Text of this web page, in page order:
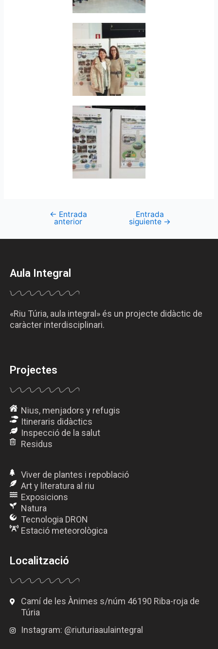
← Entrada
anterior
Entrada
siguiente →
Aula Integral
«Riu Túria, aula integral» és un projecte didàctic de
caràcter interdisciplinari.
Projectes
Nius, menjadors y refugis
Itineraris didàctics
Inspecció de la salut
Residus
Viver de plantes i repoblació
Art y literatura al riu
Exposicions
Natura
Tecnologia DRON
Estació meteorològica
Localització
Camí de les Ànimes s/núm 46190 Riba-roja de
Túria
Instagram: @riuturiaaulaintegral